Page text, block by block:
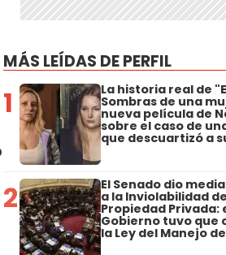
MÁS LEÍDAS DE PERFIL
1 La historia real de
Sombras de una
nueva película de
sobre el caso de
que descuartizó a
2 El Senado dio
a la Inviolabilidad
Propiedad Privada:
Gobierno tuvo que
la Ley del Manejo